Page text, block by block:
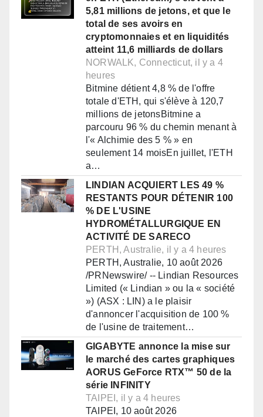
5,81 millions de jetons, et que le
total de ses avoirs en
cryptomonnaies et en liquidités
atteint 11,6 milliards de dollars
NORWALK, Connecticut, il y a 4
heures
Bitmine détient 4,8 % de l'offre
totale d'ETH, qui s'élève à 120,7
millions de jetonsBitmine a
parcouru 96 % du chemin menant à
l'« Alchimie des 5 % » en
seulement 14 moisEn juillet, l'ETH
a…
LINDIAN ACQUIERT LES 49 %
RESTANTS POUR DÉTENIR 100
% DE L'USINE
HYDROMÉTALLURGIQUE EN
ACTIVITÉ DE SARECO
PERTH, Australie, il y a 4 heures
PERTH, Australie, 10 août 2026
/PRNewswire/ -- Lindian Resources
Limited (« Lindian » ou la « société
») (ASX : LIN) a le plaisir
d'annoncer l'acquisition de 100 %
de l'usine de traitement…
GIGABYTE annonce la mise sur
le marché des cartes graphiques
AORUS GeForce RTX™ 50 de la
série INFINITY
TAIPEI, il y a 4 heures
TAIPEI, 10 août 2026